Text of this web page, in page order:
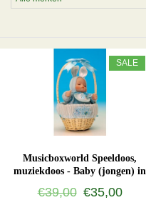
SALE
Musicboxworld Speeldoos,
muziekdoos - Baby (jongen) in
€39,00 €35,00